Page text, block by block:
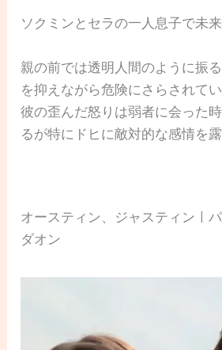
ソクミンとセラの一人息子で未来
親の前では透明人間のように振
を抑えながら危険にさらされてい
彼の歪んだ怒りは弱者に会った
るが特にドヒに敵対的な感情を露
オースティン、ジャスティンㅣ
ダオン